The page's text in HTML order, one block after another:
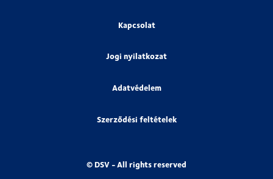
Kapcsolat
Jogi nyilatkozat
Adatvédelem
Szerződési feltételek
© DSV - All rights reserved